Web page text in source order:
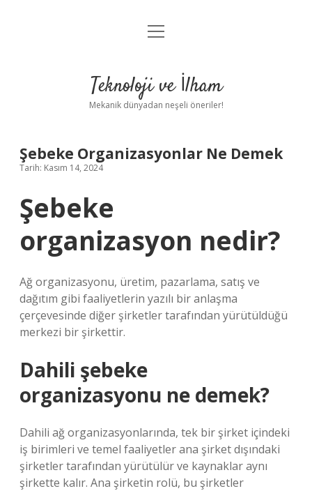
Anasayfa
Yasal Uyarı
menüyü
Teknoloji ve İlham
Mekanik dünyadan neşeli öneriler!
Şebeke Organizasyonlar Ne Demek
Tarih: Kasım 14, 2024
Şebeke
organizasyon nedir?
Ağ organizasyonu, üretim, pazarlama, satış ve
dağıtım gibi faaliyetlerin yazılı bir anlaşma
çerçevesinde diğer şirketler tarafından yürütüldüğü
merkezi bir şirkettir.
Dahili şebeke
organizasyonu ne demek?
Dahili ağ organizasyonlarında, tek bir şirket içindeki
iş birimleri ve temel faaliyetler ana şirket dışındaki
şirketler tarafından yürütülür ve kaynaklar aynı
şirkette kalır. Ana şirketin rolü, bu şirketler